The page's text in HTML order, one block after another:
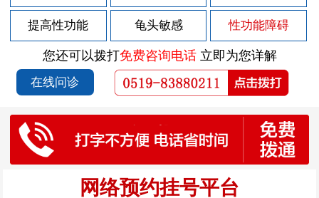
提高性功能 龟头敏感 性功能障碍
您还可以拨打免费咨询电话立即为您详解
在线问诊
网络预约挂号平台